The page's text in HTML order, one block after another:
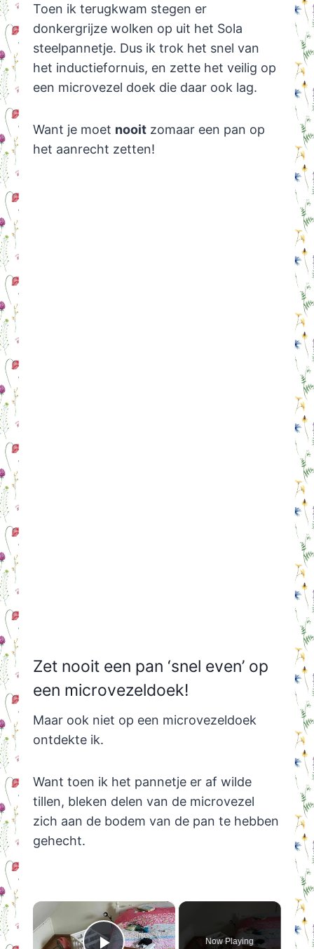
Toen ik terugkwam stegen er
donkergrijze wolken op uit het Sola
steelpannetje. Dus ik trok het snel van
het inductiefornuis, en zette het veilig op
een microvezel doek die daar ook lag.
Want je moet nooitzomaar een pan op
het aanrecht zetten!
Zet nooit een pan ‘snel even’ op
een microvezeldoek!
Maar ook niet op een microvezeldoek
ontdekte ik.
Want toen ik het pannetje er af wilde
tillen, bleken delen van de microvezel
zich aan de bodem van de pan te hebben
gehecht.
×
Now Playing